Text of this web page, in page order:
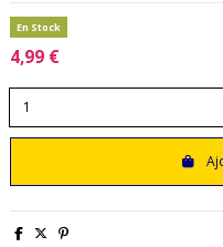
En Stock
4,99 €